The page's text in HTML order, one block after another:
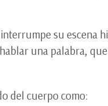
su escena
una palabra,
del cuerpo como: